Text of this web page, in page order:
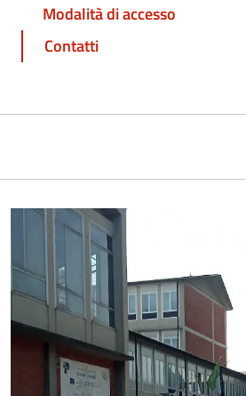
Modalità di accesso
Contatti